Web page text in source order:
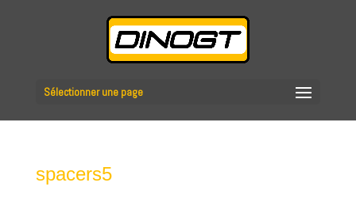
Sélectionner une page
spacers5